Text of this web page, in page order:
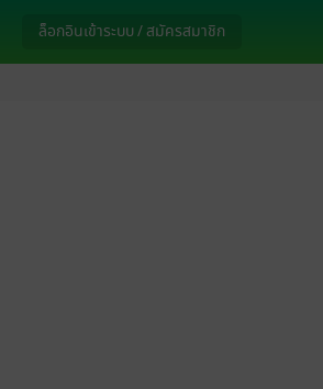
ล็อกอินเข้าระบบ / สมัครสมาชิก